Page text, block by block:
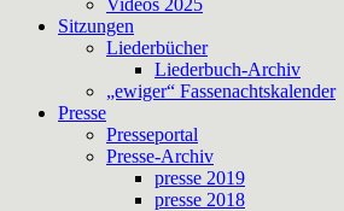
Videos 2025
Sitzungen
Liederbücher
Liederbuch-Archiv
„ewiger“ Fassenachtskalender
Presse
Presseportal
Presse-Archiv
presse 2019
presse 2018